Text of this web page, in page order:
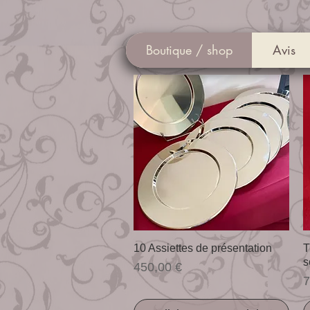
Boutique / shop Avis
Visualização rápida
10 Assiettes de présentation
Preço
450,00 €